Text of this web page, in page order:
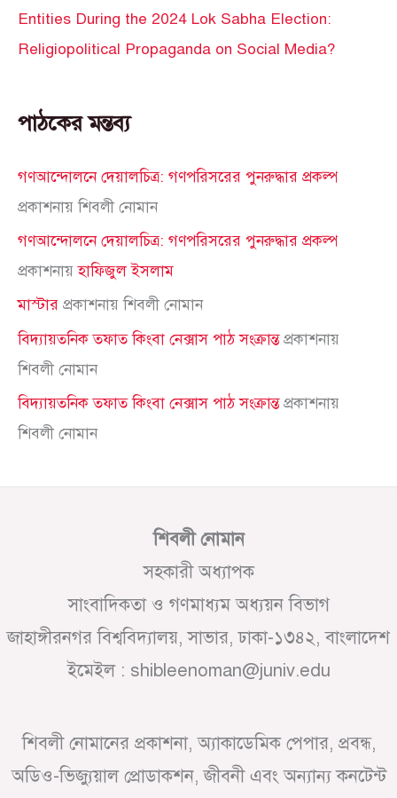
Entities During the 2024 Lok Sabha Election:
Religiopolitical Propaganda on Social Media?
পাঠকের মন্তব্য
গণআন্দোলনে দেয়ালচিত্র: গণপরিসরের পুনরুদ্ধার প্রকল্প
প্রকাশনায়শিবলী নোমান
গণআন্দোলনে দেয়ালচিত্র: গণপরিসরের পুনরুদ্ধার প্রকল্প
প্রকাশনায়হাফিজুল ইসলাম
মাস্টার প্রকাশনায়শিবলী নোমান
বিদ্যায়তনিক তফাত কিংবা নেক্সাস পাঠ সংক্রান্তপ্রকাশনায়
শিবলী নোমান
বিদ্যায়তনিক তফাত কিংবা নেক্সাস পাঠ সংক্রান্তপ্রকাশনায়
শিবলী নোমান
শিবলী নোমান
সহকারী অধ্যাপক
সাংবাদিকতা ও গণমাধ্যম অধ্যয়ন বিভাগ
জাহাঙ্গীরনগর বিশ্ববিদ্যালয়, সাভার, ঢাকা-১৩৪২, বাংলাদেশ
ইমেইল : shibleenoman@juniv.edu
শিবলী নোমানের প্রকাশনা, অ্যাকাডেমিক পেপার, প্রবন্ধ,
অডিও-ভিজ্যুয়াল প্রোডাকশন, জীবনী এবং অন্যান্য কনটেন্ট